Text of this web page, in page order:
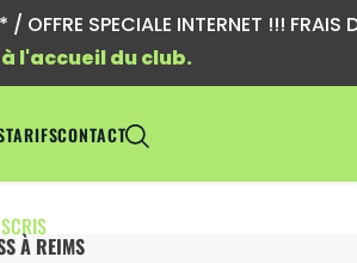
SPECIALE INTERNET !!! FRAIS
l'accueil du club.
TARIFSCONTACT
À REIMS